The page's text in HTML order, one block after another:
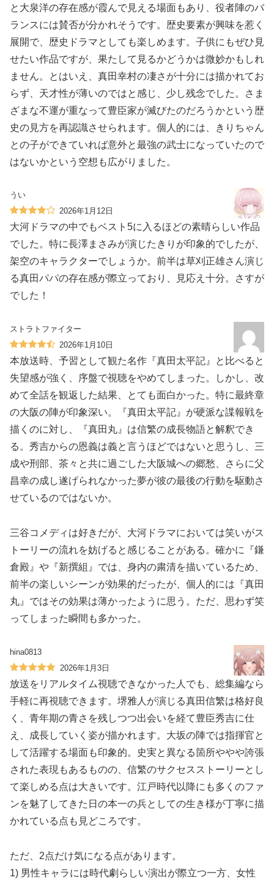
と大泉洋の存在感が霞んで見える場面もあり、役者陣のバ
ランスには賛否が分かれそうです。歴史要素が興味を惹く
展開で、歴史ドラマとしても楽しめます。子供にもぜひ見
せたい作品ですが、果たして見るかどうかは微妙かもしれ
ません。とはいえ、真田幸村の凄さが十分には描かれてお
らず、天才性が薄いのではと感じ、少し残念でした。さま
ざまな不運が重なって豊臣家が滅びたのだろうかという歴
史の見方を再認識させられます。個人的には、きりちゃん
との子ができていれば意外と最強の武士になっていたので
はないかという空想も広がりました。
うい
2026年1月12日
大河ドラマの中でもベスト5に入るほどの素晴らしい作品
でした。特に長澤まさみが演じたきりが印象的でしたが、
架空のキャラクターでしょうか。前半は草刈正雄さん演じ
る真田パパの存在感が際立っており、見応え十分。さすが
でした！
ストラトファイター
2026年1月10日
本放送時、予習として観た名作『真田太平記』と比べると
失望感が強く、序盤で視聴をやめてしまった。しかし、改
めて全話を観返した結果、とても面白かった。特に最終章
の大阪の陣が印象深い。『真田太平記』が硬派な諜報戦を
描くのに対し、『真田丸』は信繁の成長物語と解釈でき
る。秀吉からの恩義は義と言うほどではないと思うし、三
成や刑部、茶々と共に過ごした大阪城への郷愁、さらに父
昌幸の成し遂げられなかった夢が彼の最後の行動を駆動さ
せているのではないか。
三谷コメディは好きだが、大河ドラマにおいては笑いがス
トーリーの流れを妨げると感じることがある。確かに『鎌
倉殿』や『新撰組』では、身内の粛清を描いているため、
前半の楽しいシーンが効果的だったが、個人的には『真田
丸』ではその効果は薄かったように思う。ただ、思わず笑
ってしまった瞬間も多かった。
hina0813
2026年1月3日
放送をリアルタイム視聴できなかった人でも、総集編なら
手軽に再視聴できます。堺雅人が演じる真田信繁は格好良
く、青年期の青さを残しつつ出会いを経て豊臣秀吉に仕
え、成長していく姿が描かれます。大坂の陣では指揮官と
して活躍する場面も印象的。史実と異なる箇所ややや誇張
された表現もあるものの、信繁のサクセスストーリーとし
て楽しめる点は大きいです。江戸時代以降にも多くのファ
ンを魅了してきた日の本一の兵としての生き様が丁寧に描
かれている点も見どころです。
ただ、2点だけ気になる点があります。
1) 男性キャラには時代劇らしい演出が際立つ一方、女性